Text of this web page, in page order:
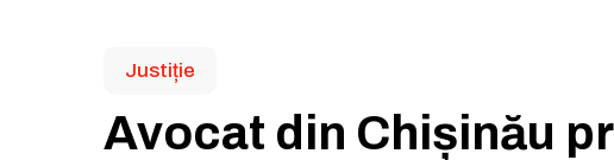
Justiție
Avocat din Chișinău